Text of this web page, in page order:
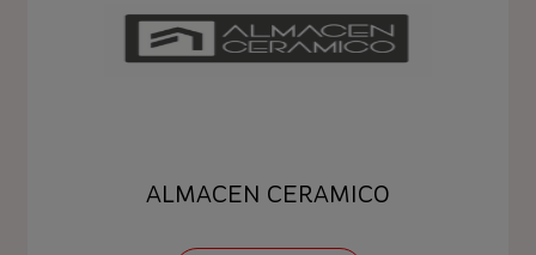
ALMACEN CERAMICO